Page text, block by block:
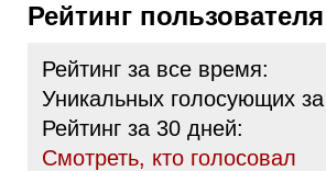
Рейтинг пользователя
Рейтинг за все время:
Уникальных голосующих
Рейтинг за 30 дней:
Cмотреть, кто голосовал